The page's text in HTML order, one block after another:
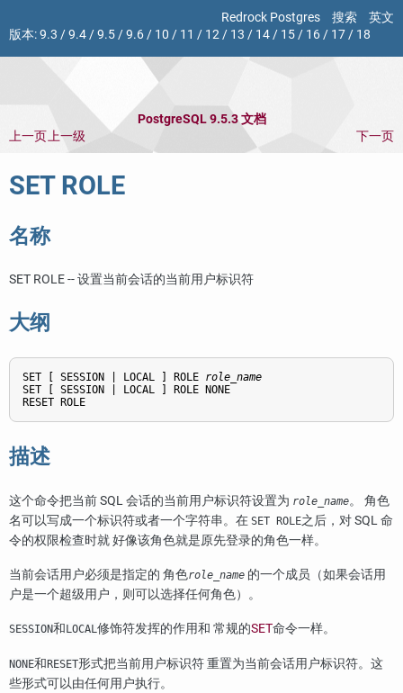
Redrock Postgres 搜索
英文
版本:9.3 /9.4/9.5/9.6/ 10 / 11 / 12/ 13 / 14/ 15/ 16/ 17/ 18
PostgreSQL 9.5.3 文档
上一页上一级 下一页
SET ROLE
名称
SET ROLE -- 设置当前会话的当前用户标识符
大纲
SET [ SESSION | LOCAL ] ROLE role_name
SET [ SESSION | LOCAL ] ROLE NONE
RESET ROLE
描述
这个命令把当前 SQL 会话的当前用户标识符设置为 role_name。 角色
名可以写成一个标识符或者一个字符串。在 SET ROLE之后，对 SQL 命
令的权限检查时就 好像该角色就是原先登录的角色一样。
当前会话用户必须是指定的 角色role_name 的一个成员（如果会话用
户是一个超级用户，则可以选择任何角色）。
SESSION和 LOCAL修饰符发挥的作用和 常规的SET命令一样。
NONE和 RESET形式把当前用户标识符 重置为当前会话用户标识符。这
些形式可以由任何用户执行。